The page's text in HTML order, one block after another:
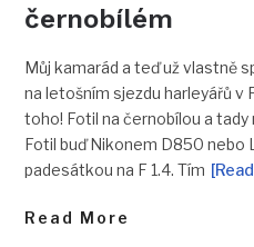
černobílém
Můj kamarád a teď už vlastně
na letošním sjezdu harleyářů v
toho! Fotil na černobílou a
Fotil buď Nikonem D850 nebo
padesátkou na F 1.4. Tím
Read More